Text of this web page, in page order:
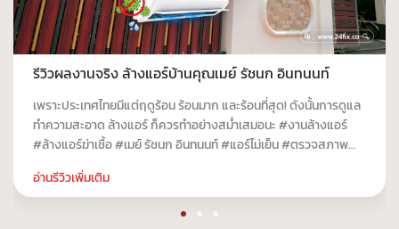
รีวิวผลงานจริง ล้างแอร์บ้านคุณเมย์ รัชนก อินทนนท์
เพราะประเทศไทยมีแต่ฤดูร้อน ร้อนมาก และร้อนที่สุด! ดังนั้นการดูแล
ทำความสะอาด ล้างแอร์ ก็ควรทำอย่างสม่ำเสมอนะ #งานล้างแอร์
#ล้างแอร์ฆ่าเชื้อ #เมย์ รัชนก อินทนนท์ #แอร์ไม่เย็น #ตรวจสภาพ
อ่านรีวิวเพิ่มเติม